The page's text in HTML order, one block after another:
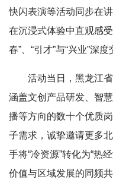
快闪表演等活动同步在
在沉浸式体验中直观感
春”、“引才”与“兴业”深度
活动当日，黑龙江
涵盖文创产品研发、智
播等方向的数十个优质
子需求，诚挚邀请更多
手将“冷资源”转化为“热
价值与区域发展的同频